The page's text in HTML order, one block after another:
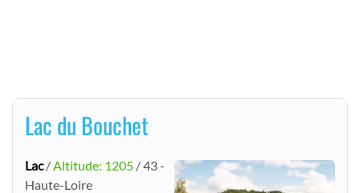
Lac du Bouchet
Lac/Altitude: 1205 / 43 -
Haute-Loire